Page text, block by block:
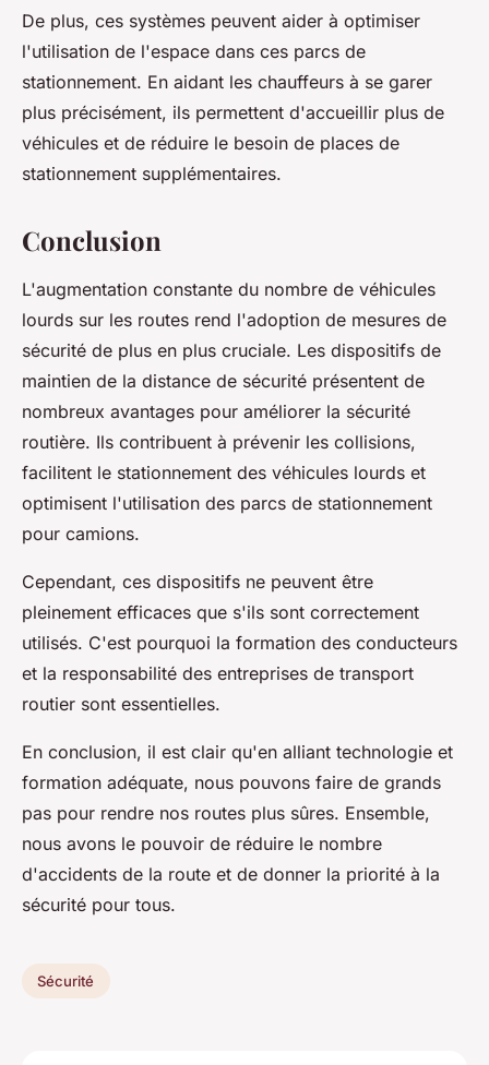
De plus, ces systèmes peuvent aider à optimiser
l'utilisation de l'espace dans ces parcs de
stationnement. En aidant les chauffeurs à se garer
plus précisément, ils permettent d'accueillir plus de
véhicules et de réduire le besoin de places de
stationnement supplémentaires.
Conclusion
L'augmentation constante du nombre de véhicules
lourds sur les routes rend l'adoption de mesures de
sécurité de plus en plus cruciale. Les dispositifs de
maintien de la distance de sécurité présentent de
nombreux avantages pour améliorer la sécurité
routière. Ils contribuent à prévenir les collisions,
facilitent le stationnement des véhicules lourds et
optimisent l'utilisation des parcs de stationnement
pour camions.
Cependant, ces dispositifs ne peuvent être
pleinement efficaces que s'ils sont correctement
utilisés. C'est pourquoi la formation des conducteurs
et la responsabilité des entreprises de transport
routier sont essentielles.
En conclusion, il est clair qu'en alliant technologie et
formation adéquate, nous pouvons faire de grands
pas pour rendre nos routes plus sûres. Ensemble,
nous avons le pouvoir de réduire le nombre
d'accidents de la route et de donner la priorité à la
sécurité pour tous.
Sécurité